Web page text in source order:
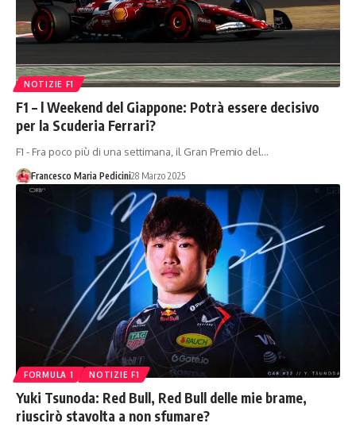
NOTIZIE F1
F1 – l Weekend del Giappone: Potrà essere decisivo
per la Scuderia Ferrari?
F1 - Fra poco più di una settimana, il Gran Premio del…
Francesco Maria Pedicini28 Marzo 2025
FORMULA 1 NOTIZIE F1
Yuki Tsunoda: Red Bull, Red Bull delle mie brame,
riuscirò stavolta a non sfumare?